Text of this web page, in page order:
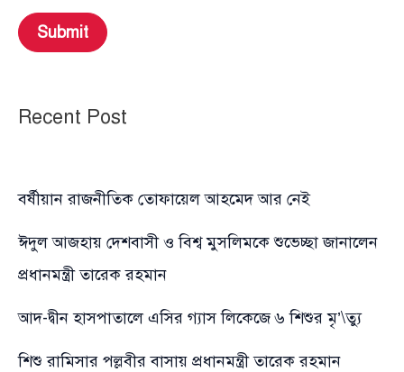
Submit
Recent Post
বর্ষীয়ান রাজনীতিক তোফায়েল আহমেদ আর নেই
ঈদুল আজহায় দেশবাসী ও বিশ্ব মুসলিমকে শুভেচ্ছা জানালেন
প্রধানমন্ত্রী তারেক রহমান
আদ-দ্বীন হাসপাতালে এসির গ্যাস লিকেজে ৬ শিশুর মৃ’\ত্যু
শিশু রামিসার পল্লবীর বাসায় প্রধানমন্ত্রী তারেক রহমান